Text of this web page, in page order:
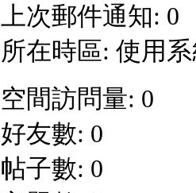
上次郵件通知: 0
所在時區: 使用
空間訪問量: 0
好友數: 0
帖子數: 0